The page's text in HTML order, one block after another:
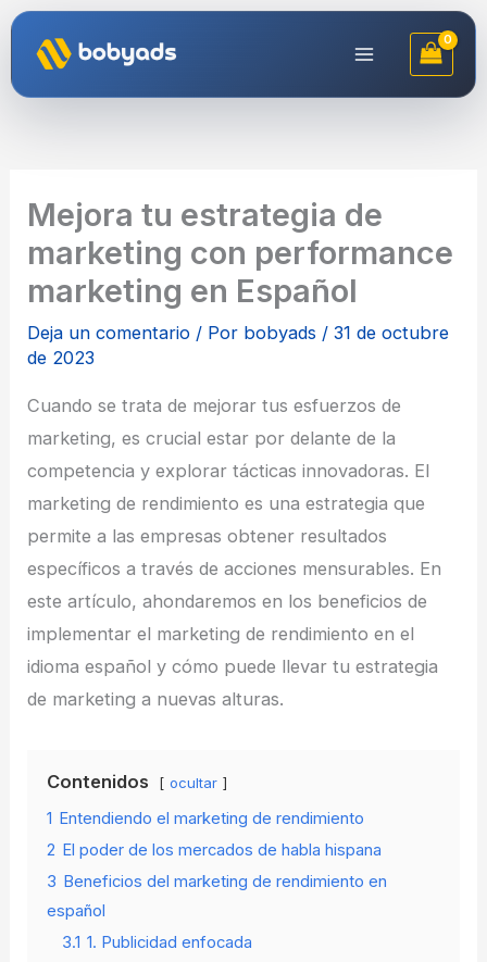
contenido
Mejora tu estrategia de
marketing con performance
marketing en Español
Deja un comentario / Por bobyads /31 de octubre
de 2023
Cuando se trata de mejorar tus esfuerzos de
marketing, es crucial estar por delante de la
competencia y explorar tácticas innovadoras. El
marketing de rendimiento es una estrategia que
permite a las empresas obtener resultados
específicos a través de acciones mensurables. En
este artículo, ahondaremos en los beneficios de
implementar el marketing de rendimiento en el
idioma español y cómo puede llevar tu estrategia
de marketing a nuevas alturas.
Contenidos ocultar
1 Entendiendo el marketing de rendimiento
2 El poder de los mercados de habla hispana
3 Beneficios del marketing de rendimiento en
español
3.1 1. Publicidad enfocada